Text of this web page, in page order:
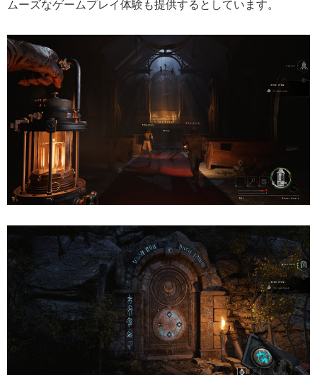
ムーズなゲームプレイ体験も提供するとしています。